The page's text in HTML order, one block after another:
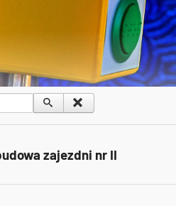
zajezdni nr II